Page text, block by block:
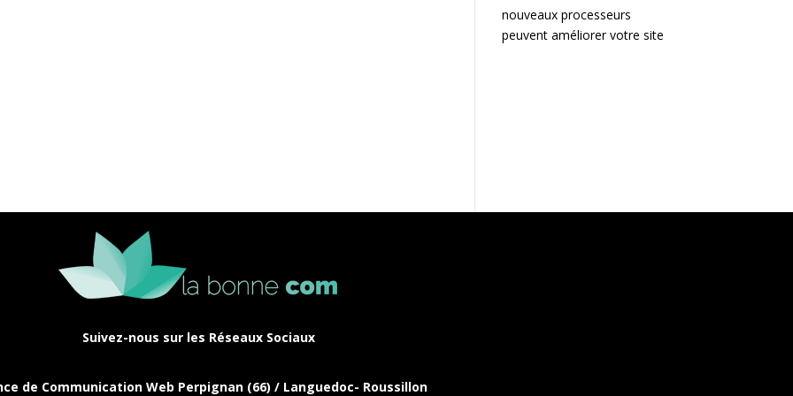
nouveaux processeurs
peuvent améliorer votre site
Suivez-nous sur les Réseaux Sociaux
de Communication Web Perpignan (66) / Languedoc- Roussillon